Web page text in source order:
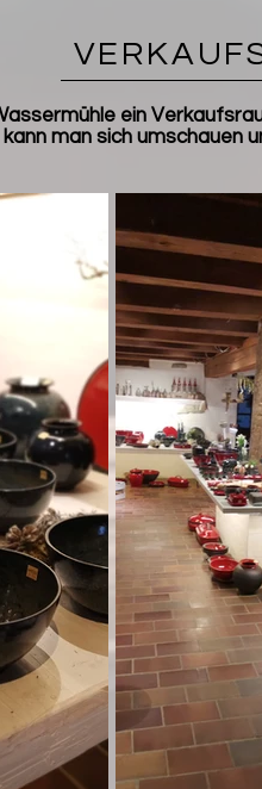
ein
kann man sich umschauen